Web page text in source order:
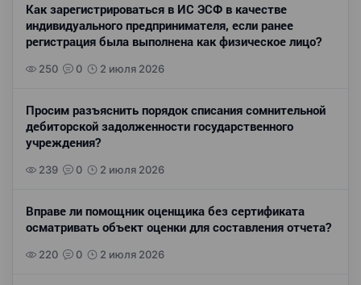
Как зарегистрироваться в ИС ЭСФ в качестве
индивидуального предпринимателя, если ранее
регистрация была выполнена как физическое лицо?
250 0 2 июля 2026
Просим разъяснить порядок списания сомнительной
дебиторской задолженности государственного
учреждения?
239 0 2 июля 2026
Вправе ли помощник оценщика без сертификата
осматривать объект оценки для составления отчета?
220 0 2 июля 2026